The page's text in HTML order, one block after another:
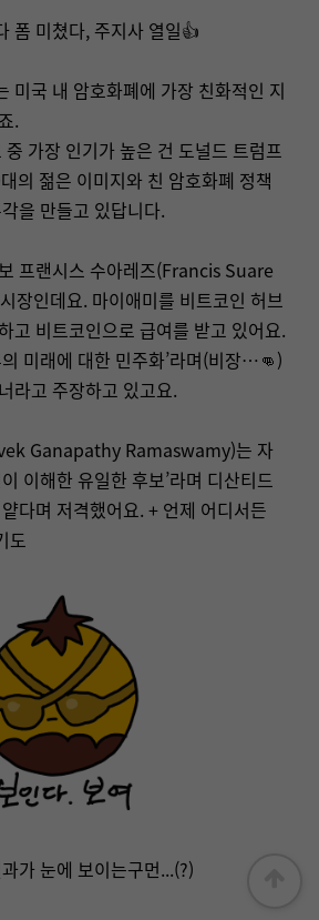
폼 미쳤다, 주지사 열일👍
미국 내 암호화폐에 가장 친화적인 지
.
가장 인기가 높은 건 도널드 트럼프
의 젊은 이미지와 친 암호화폐 정책
을 만들고 있답니다.
프랜시스 수아레즈(Francis Suare
장인데요. 마이애미를 비트코인 허브
고 비트코인으로 급여를 받고 있어요.
미래에 대한 민주화’라며(비장…👊)
라고 주장하고 있고요.
Ganapathy Ramaswamy)는 자
이해한 유일한 후보’라며 디산티드
다며 저격했어요. + 언제 어디서든
도
가 눈에 보이는구먼...(?)